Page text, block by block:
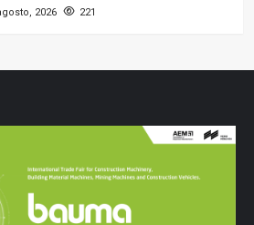
2026 221